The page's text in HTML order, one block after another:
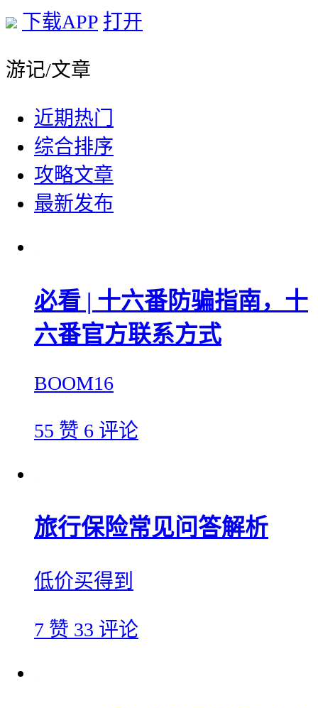
下载APP 打开
游记/文章
近期热门
综合排序
攻略文章
最新发布
必看 | 十六番防骗指南，十
六番官方联系方式
BOOM16
55 赞 6 评论
旅行保险常见问答解析
低价买得到
7 赞 33 评论